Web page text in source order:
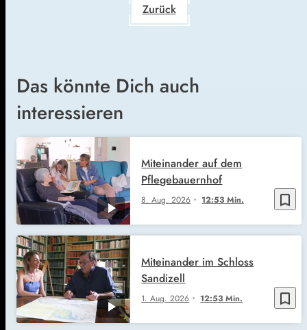
Zurück
Das könnte Dich auch
interessieren
bookmark_border
8. Aug. 2026 12:53 Min.
Miteinander auf dem
Pflegebauernhof
bookmark_border
1. Aug. 2026 12:53 Min.
Miteinander im Schloss
Sandizell